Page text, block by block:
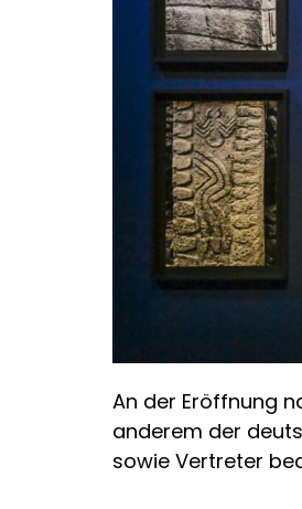
An der Eröffnung
anderem der
sowie Vertreter